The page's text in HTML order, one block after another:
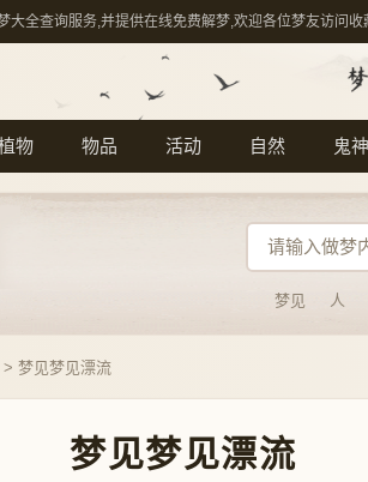
全查询服务,并提供在线免费解梦,欢迎各位梦友访问收
物 物品 活动 自然 鬼神
梦见 人
> 梦见梦见漂流
梦见梦见漂流